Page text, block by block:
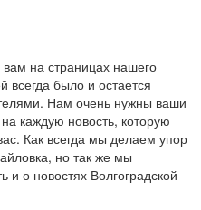
на страницах нашего
всегда было и остается
Нам очень нужны ваши
каждую новость, которую
Как всегда мы делаем упор
но так же мы
и о новостях Волгоградской